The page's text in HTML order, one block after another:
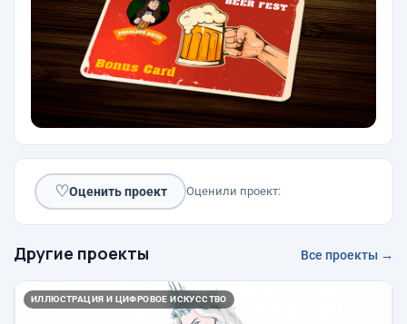
♡Оценить проект Оценили проект:
Другие проекты Все проекты →
ИЛЛЮСТРАЦИЯ И ЦИФРОВОЕ ИСКУССТВО